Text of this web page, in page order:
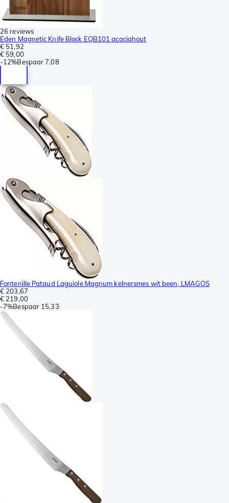
26 reviews
Eden Magnetic Knife Block EQB101 acaciahout
€ 51,92
€ 59,00
-12%Bespaar 7,08
Fontenille Pataud Laguiole Magnum kelnersmes wit been, LMAGOS
€ 203,67
€ 219,00
-7%Bespaar 15,33